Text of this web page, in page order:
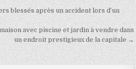
blessés après un accident lors d’un
avec piscine et jardin à vendre dans
un endroit prestigieux de la capitale →